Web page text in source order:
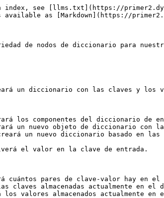
index, see [llms.txt](https://
as [Markdown](https://
de nodos de diccionario para
un diccionario con las claves y
los componentes del diccionario de
un nuevo objeto de diccionario con
un nuevo diccionario basado en
el valor en la clave de entrada.
cuántos pares de clave-valor hay en el
claves almacenadas actualmente en el
valores almacenados actualmente